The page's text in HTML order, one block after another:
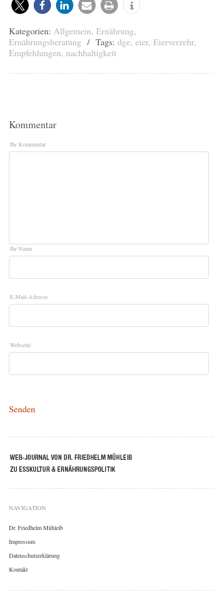
Kategorien: Allgemein, Ernährung,
Ernährungsberatung/ Tags: dge, eier, Eierverzehr,
Empfehlungen, nachhaltigkeit
Kommentar
Ihr Kommentar
Ihr Name
E-Mail-Adresse
Webseite
NAVIGATION
Dr. Friedhelm Mühleib
Impressum
Datenschutzerklärung
Kontakt